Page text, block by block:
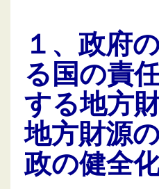
１、政府
る国の責
する地方
地方財源
政の健全